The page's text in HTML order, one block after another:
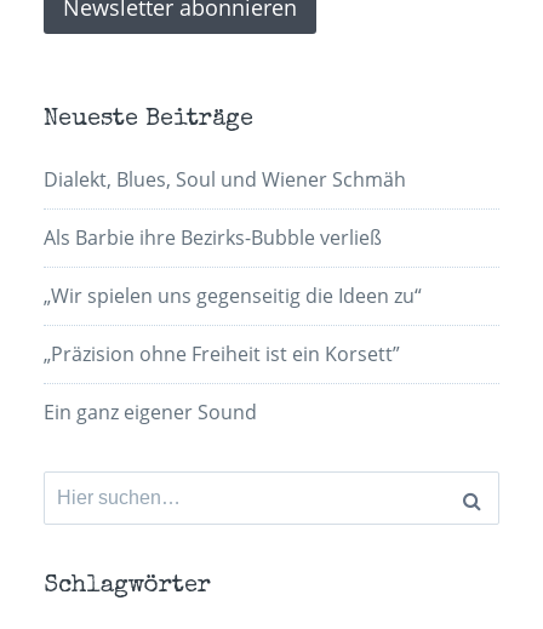
Neueste Beiträge
Dialekt, Blues, Soul und Wiener Schmäh
Als Barbie ihre Bezirks-Bubble verließ
„Wir spielen uns gegenseitig die Ideen zu“
„Präzision ohne Freiheit ist ein Korsett”
Ein ganz eigener Sound
Suchen
nach:
Schlagwörter